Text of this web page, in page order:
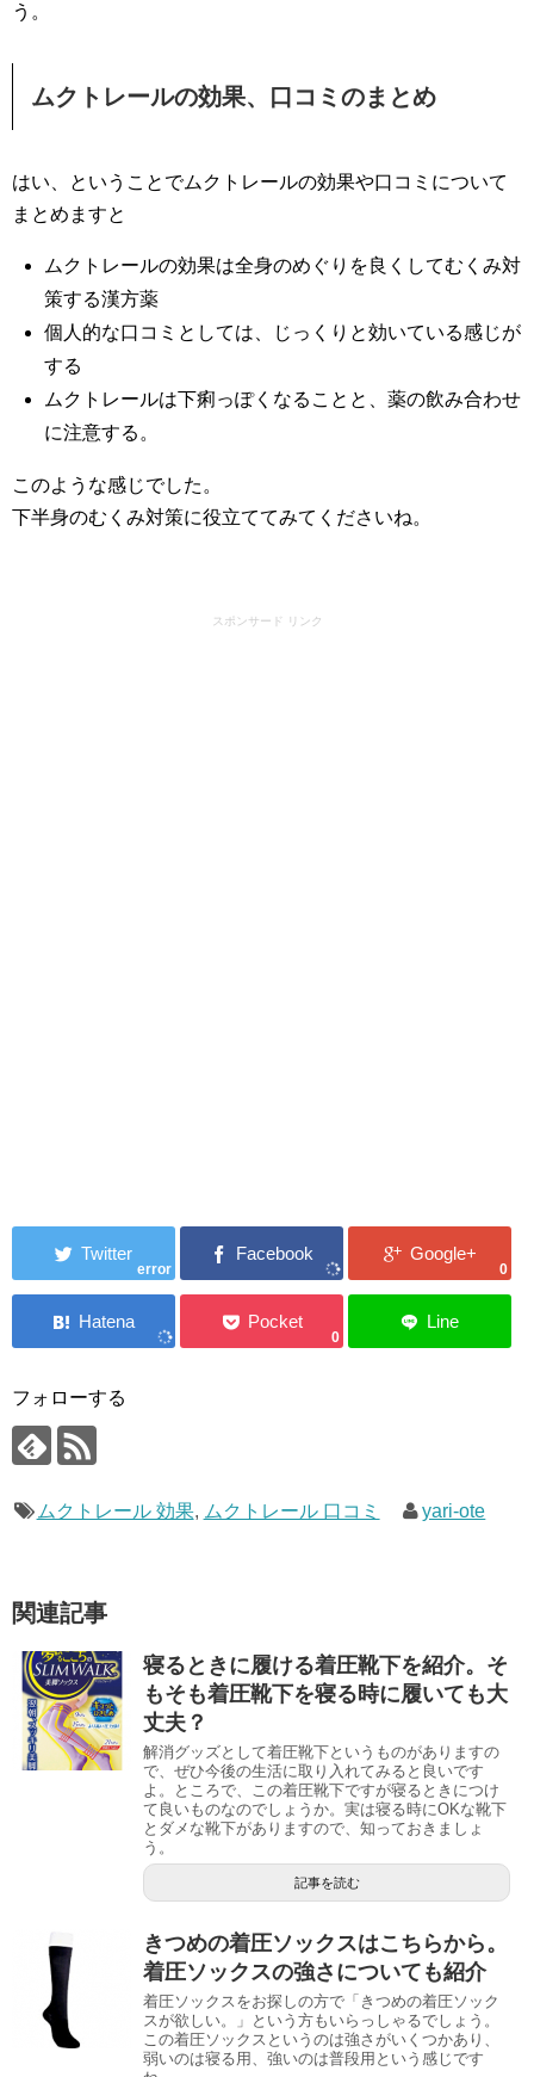
う。
ムクトレールの効果、口コミのまとめ
はい、ということでムクトレールの効果や口コミについて
まとめますと
ムクトレールの効果は全身のめぐりを良くしてむくみ対
策する漢方薬
個人的な口コミとしては、じっくりと効いている感じが
する
ムクトレールは下痢っぽくなることと、薬の飲み合わせ
に注意する。
このような感じでした。
下半身のむくみ対策に役立ててみてくださいね。
スポンサード リンク
error 0
0
フォローする
ムクトレール 効果, ムクトレール 口コミ yari-ote
関連記事
寝るときに履ける着圧靴下を紹介。そ
もそも着圧靴下を寝る時に履いても大
丈夫？
解消グッズとして着圧靴下というものがありますの
で、ぜひ今後の生活に取り入れてみると良いです
よ。ところで、この着圧靴下ですが寝るときにつけ
て良いものなのでしょうか。実は寝る時にOKな靴下
とダメな靴下がありますので、知っておきましょ
う。
記事を読む
きつめの着圧ソックスはこちらから。
着圧ソックスの強さについても紹介
着圧ソックスをお探しの方で「きつめの着圧ソック
スが欲しい。」という方もいらっしゃるでしょう。
この着圧ソックスというのは強さがいくつかあり、
弱いのは寝る用、強いのは普段用という感じです